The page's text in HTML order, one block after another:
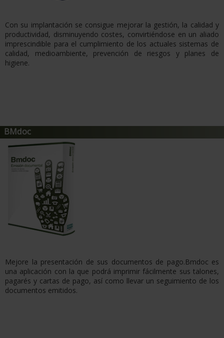
Con su implantación se consigue mejorar la gestión, la calidad y
productividad, disminuyendo costes, convirtiéndose en un aliado
imprescindible para el cumplimiento de los actuales sistemas de
calidad, medioambiente, prevención de riesgos y planes de
higiene.
BMdoc
Mejore la presentación de sus documentos de pago.Bmdoc es
una aplicación con la que podrá imprimir fácilmente sus talones,
pagarés y cartas de pago, así como llevar un seguimiento de los
documentos emitidos.